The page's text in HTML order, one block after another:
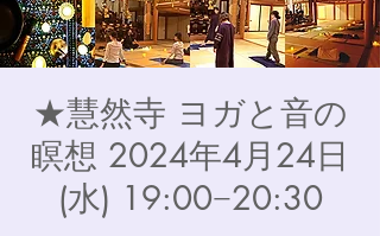
★慧然寺 ヨガと音の
瞑想 2024年4月24日
(水) 19:00−20:30